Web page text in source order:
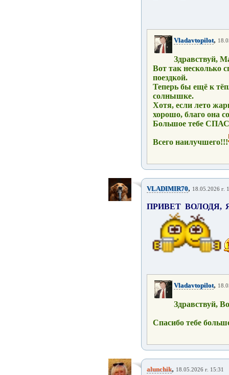
Vladavtopilot,
Здравствуй,
Вот так несколько
поездкой.
Теперь бы ещё к
солнышке.
Хотя, если лето
хорошо, благо она
Большое тебе
Всего наилучшего!!!
VLADIMIR70, 18.05.2026 г.
ПРИВЕТ ВОЛОДЯ,
Vladavtopilot,
Здравствуй,
Спасибо тебе
alunchik, 18.05.2026 г. 15:31